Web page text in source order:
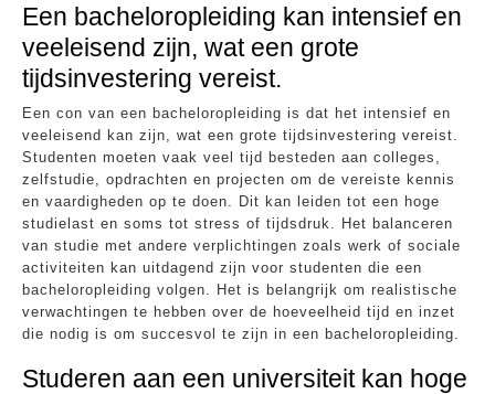
Een bacheloropleiding kan intensief en
veeleisend zijn, wat een grote
tijdsinvestering vereist.
Een con van een bacheloropleiding is dat het intensief en
veeleisend kan zijn, wat een grote tijdsinvestering vereist.
Studenten moeten vaak veel tijd besteden aan colleges,
zelfstudie, opdrachten en projecten om de vereiste kennis
en vaardigheden op te doen. Dit kan leiden tot een hoge
studielast en soms tot stress of tijdsdruk. Het balanceren
van studie met andere verplichtingen zoals werk of sociale
activiteiten kan uitdagend zijn voor studenten die een
bacheloropleiding volgen. Het is belangrijk om realistische
verwachtingen te hebben over de hoeveelheid tijd en inzet
die nodig is om succesvol te zijn in een bacheloropleiding.
Studeren aan een universiteit kan hoge